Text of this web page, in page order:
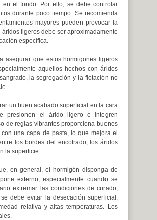
el fondo. Por ello, se debe controlar
durante poco tiempo. Se recomienda
mayores pueden provocar la
ligeros debe ser aproximadamente
específica.
asegurar que estos hormigones ligeros
aquellos hechos con áridos
la segregación y la flotación no
un buen acabado superficial en la cara
presionen el árido ligero e integren
de reglas vibrantes proporciona buenos
una capa de pasta, lo que mejora el
los bordes del encofrado, los áridos
la superficie.
en general, el hormigón disponga de
externo, especialmente cuando se
extremar las condiciones de curado,
debe evitar la desecación superficial,
relativa y altas temperaturas. Los